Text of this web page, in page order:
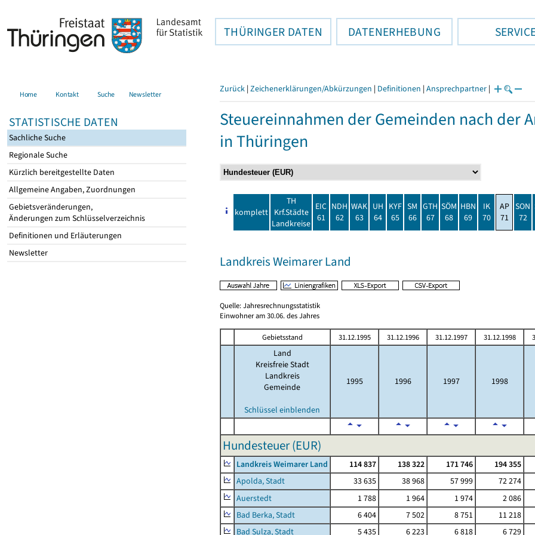
THÜRINGER DATEN DATENERHEBUNG
Home Kontakt Suche Newsletter
STATISTISCHE DATEN
Sachliche Suche
Regionale Suche
Kürzlich bereitgestellte Daten
Allgemeine Angaben, Zuordnungen
Gebietsveränderungen,
Änderungen zum Schlüsselverzeichnis
Definitionen und Erläuterungen
Newsletter
Zurück | Zeichenerklärungen/Abkürzungen | Definitionen | Ansprechpartner |
Steuereinnahmen der Gemeinden nach der
in Thüringen
komplett
TH
Krf.Städte
Landkreise
EIC
61
NDH
62
WAK
63
UH
64
KYF
65
SM
66
GTH
67
SÖM
68
HBN
69
IK
70
AP
71
SON
72
Landkreis Weimarer Land
Quelle: Jahresrechnungsstatistik
Einwohner am 30.06. des Jahres
Gebietsstand 31.12.1995 31.12.1996 31.12.1997 31.12.1998
Land
Kreisfreie Stadt
Landkreis
Gemeinde
Schlüssel einblenden
1995 1996 1997 1998
Hundesteuer (EUR)
Landkreis Weimarer Land 114 837 138 322 171 746 194 355
Apolda, Stadt
33 635 38 968 57 999 72 274
Auerstedt
1 788 1 964 1 974 2 086
Bad Berka, Stadt
6 404 7 502 8 751 11 218
Bad Sulza, Stadt
5 435 6 223 6 818 6 729